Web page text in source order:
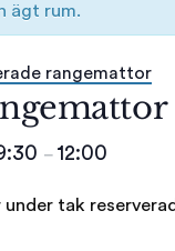
ägt rum.
rangemattor
– 12:00
tak